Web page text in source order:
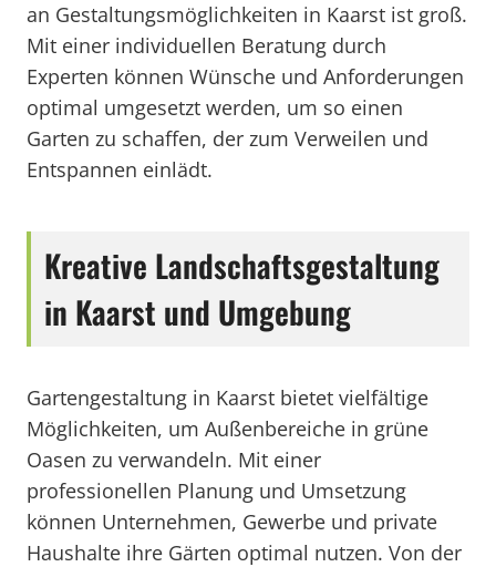
an Gestaltungsmöglichkeiten in Kaarst ist groß.
Mit einer individuellen Beratung durch
Experten können Wünsche und Anforderungen
optimal umgesetzt werden, um so einen
Garten zu schaffen, der zum Verweilen und
Entspannen einlädt.
Kreative Landschaftsgestaltung
in Kaarst und Umgebung
Gartengestaltung in Kaarst bietet vielfältige
Möglichkeiten, um Außenbereiche in grüne
Oasen zu verwandeln. Mit einer
professionellen Planung und Umsetzung
können Unternehmen, Gewerbe und private
Haushalte ihre Gärten optimal nutzen. Von der